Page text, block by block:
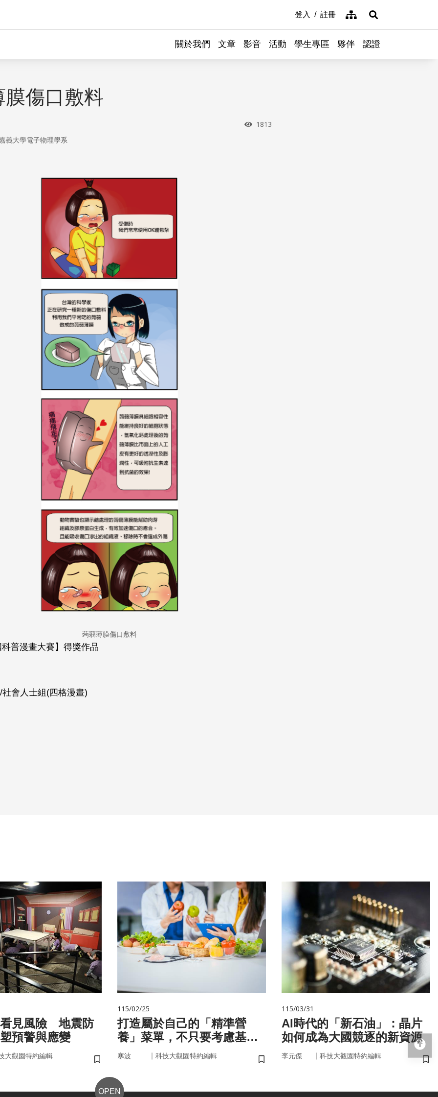
登入 註冊 網站導覽展開搜尋
關於我們 文章 影音 活動 學生專區 夥伴 認證
膜傷口敷料
瀏覽次數
1813
義大學電子物理學系
蒟蒻薄膜傷口敷料
科普漫畫大賽】得獎作品
會人士組(四格漫畫)
看見風險 地震防
預警與應變
大觀園特約編輯
儲存書籤
115/02/25
打造屬於自己的「精準營
養」菜單，不只要考慮基
因，關鍵更在腸道微生物
寒波 ｜ 科技大觀園特約編輯
儲存書籤
115/03/31
AI時代的「新石油」：晶片
如何成為大國競逐的新資源
李元傑 ｜ 科技大觀園特約編輯
儲
OPEN
回